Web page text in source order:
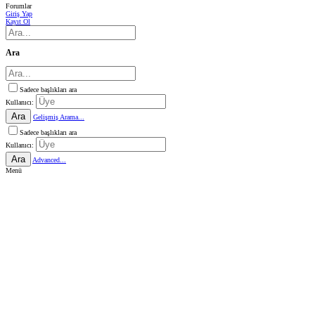
Forumlar
Giriş Yap
Kayıt Ol
Ara
Sadece başlıkları ara
Kullanıcı:
Ara
Gelişmiş Arama...
Sadece başlıkları ara
Kullanıcı:
Ara
Advanced...
Menü